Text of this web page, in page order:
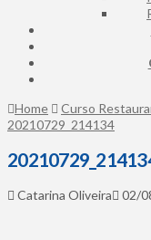
Home
Curso
20210729_214134
Catarina Oliveira 02/